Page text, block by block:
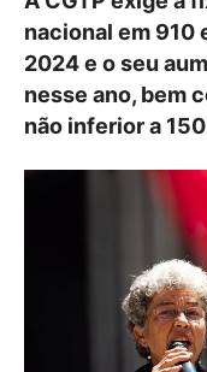
nacional em 910
2024 e o seu
nesse ano, bem
não inferior a